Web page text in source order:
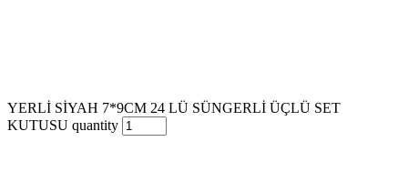
YERLİ SİYAH 7*9CM 24 LÜ SÜNGERLİ ÜÇLÜ SET
KUTUSU quantity